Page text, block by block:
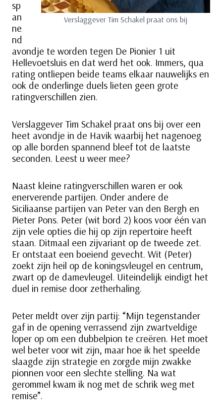
Verslaggever Tim Schakel praat ons bij
sp
an
ne
nd
avondje te worden tegen De Pionier 1 uit
Hellevoetsluis en dat werd het ook. Immers, qua
rating ontliepen beide teams elkaar nauwelijks en
ook de onderlinge duels lieten geen grote
ratingverschillen zien.
Verslaggever Tim Schakel praat ons bij over een
heet avondje in de Havik waarbij het nagenoeg
op alle borden spannend bleef tot de laatste
seconden. Leest u weer mee?
Naast kleine ratingverschillen waren er ook
enerverende partijen. Onder andere de
Siciliaanse partijen van Peter van den Bergh en
Pieter Pons. Peter (wit bord 2) koos voor één van
zijn vele opties die hij op zijn repertoire heeft
staan. Ditmaal een zijvariant op de tweede zet.
Er ontstaat een boeiend gevecht. Wit (Peter)
zoekt zijn heil op de koningsvleugel en centrum,
zwart op de damevleugel. Uiteindelijk eindigt het
duel in remise door zetherhaling.
Peter meldt over zijn partij: “Mijn tegenstander
gaf in de opening verrassend zijn zwartveldige
loper op om een dubbelpion te creëren. Het moet
wel beter voor wit zijn, maar hoe ik het speelde
slaagde zijn strategie en zorgde mijn zwakke
pionnen voor een slechte stelling. Na wat
gerommel kwam ik nog met de schrik weg met
remise”.